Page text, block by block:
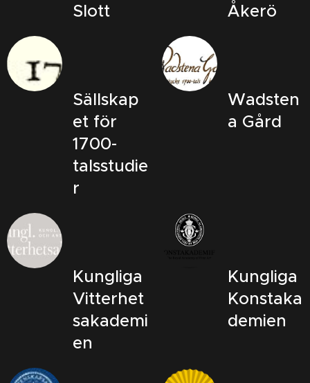
Slott
Åkerö
Sällskap
et för
1700-
talsstudie
r
Wadsten
a Gård
Kungliga
Vitterhet
sakademi
en
Kungliga
Konstaka
demien